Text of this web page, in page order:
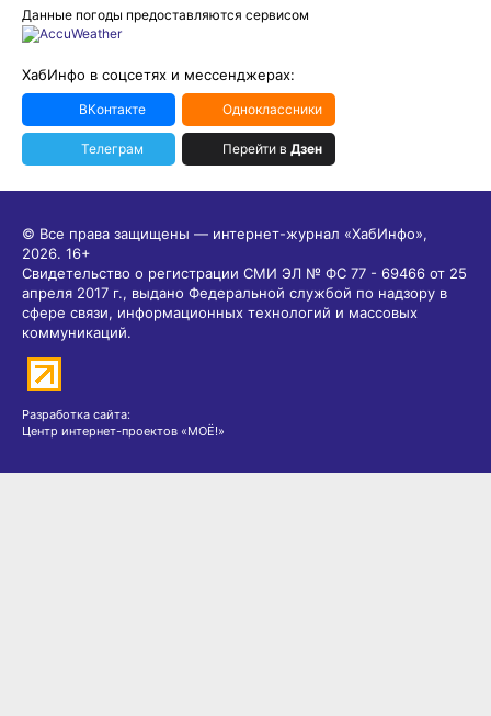
Данные погоды предоставляются сервисом
ХабИнфо в соцсетях и мессенджерах:
ВКонтакте Одноклассники
Телеграм Перейти в Дзен
© Все права защищены — интернет-журнал «ХабИнфо»,
2026. 16+
Свидетельство о регистрации СМИ ЭЛ № ФС 77 - 69466 от 25
апреля 2017 г., выдано Федеральной службой по надзору в
сфере связи, информационных технологий и массовых
коммуникаций.
Разработка сайта:
Центр интернет-проектов «МОЁ!»